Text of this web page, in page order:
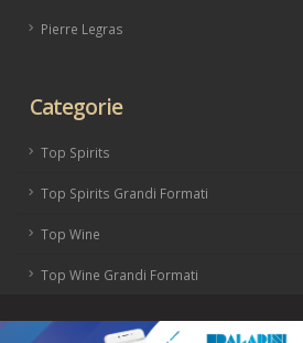
Pierre Legras
Categorie
Top Spirits
Top Spirits Grandi Formati
Top Wine
Top Wine Grandi Formati